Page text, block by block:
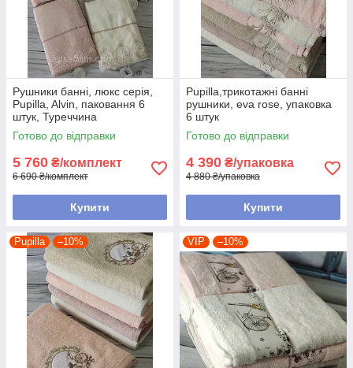
Рушники банні, люкс серія,
Pupilla, Alvin, паковання 6
штук, Туреччина
Готово до відправки
5 760 ₴/комплект
6 690 ₴/комплект
Купити
Pupilla,трикотажні банні
рушники, eva rose, упаковка
6 штук
Готово до відправки
4 390 ₴/упаковка
4 880 ₴/упаковка
Купити
Pupilla –10% VIP –10%